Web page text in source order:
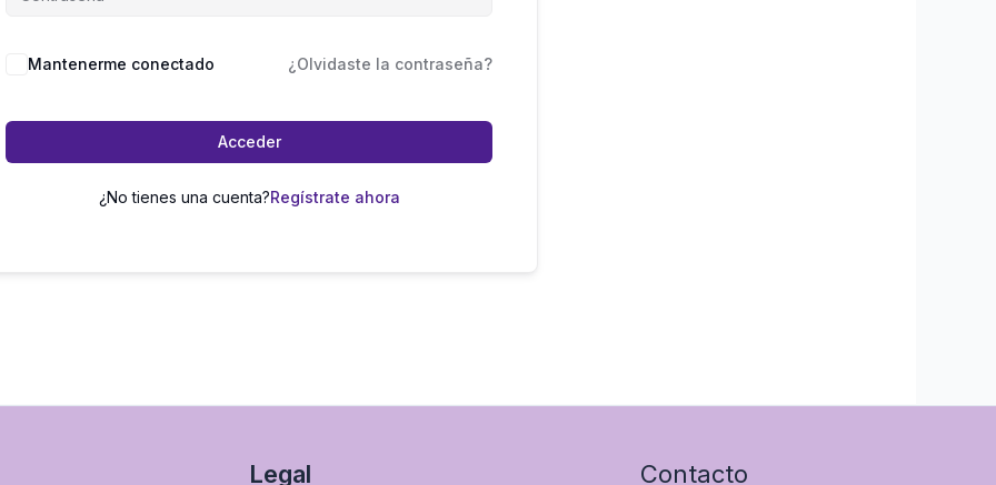
Mantenerme conectado ¿Olvidaste la contraseña?
Acceder
¿No tienes una cuenta?Regístrate ahora
Legal Contacto